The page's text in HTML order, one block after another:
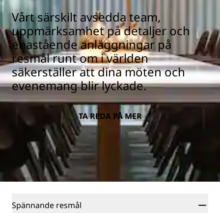
Vårt särskilt avsedda team,
uppmärksamhet på detaljer och
enastående anläggningar på
resmål runt om i världen
säkerställer att dina möten och
evenemang blir lyckade.
TA REDA PÅ MER
Spännande resmål